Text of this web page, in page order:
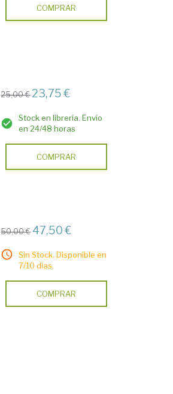
COMPRAR
25,00 € 23,75 €
Stock en librería. Envío
en 24/48 horas
COMPRAR
50,00 € 47,50 €
Sin Stock. Disponible en
7/10 días.
COMPRAR